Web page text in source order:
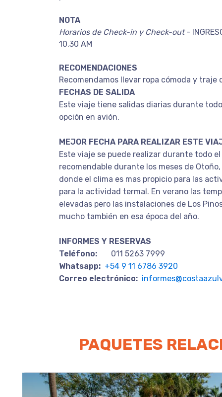
NOTA
Horarios de Check-in y Check-out-
10.30 AM
RECOMENDACIONES
Recomendamos llevar ropa cómoda y traje
FECHAS DE SALIDA
Este viaje tiene salidas diarias durante
opción en avión.
MEJOR FECHA PARA REALIZAR ESTE
Este viaje se puede realizar durante todo el
recomendable durante los meses de
donde el clima es mas propicio para las
para la actividad termal. En verano las
elevadas pero las instalaciones de Los
mucho también en esa época del año.
INFORMES Y RESERVAS
Teléfono:
011 5263 7999
Whatsapp: +54 9 11 6786 3920
Correo electrónico:
PAQUETES